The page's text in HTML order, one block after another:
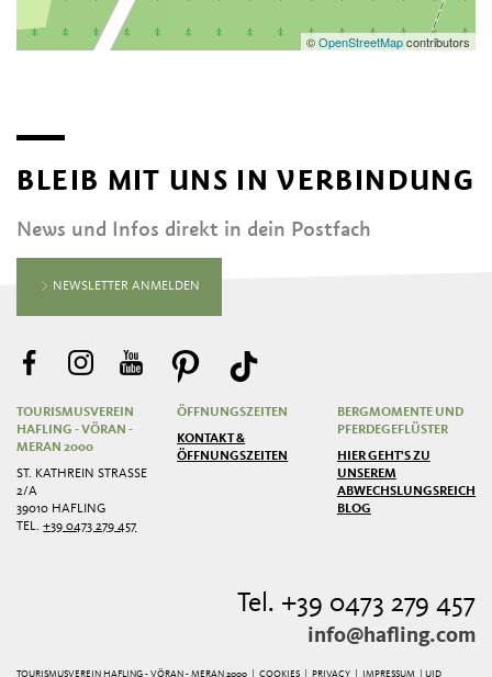
©OpenStreetMapcontributors
BLEIB MIT UNS IN VERBINDUNG
News und Infos direkt in dein Postfach
NEWSLETTER ANMELDEN
TOURISMUSVEREIN
HAFLING - VÖRAN -
MERAN 2000
ST. KATHREIN STRASSE 2
/A
39010 HAFLING
TEL.+39 0473 279 457
ÖFFNUNGSZEITEN
KONTAKT &
ÖFFNUNGSZEITEN
BERGMOMENTE UND
PFERDEGEFLÜSTER
HIER GEHT'S ZU
UNSEREM
ABWECHSLUNGSREICHEN
BLOG
Tel. +39 0473 279 457
info@hafling.com
TOURISMUSVEREIN HAFLING - VÖRAN - MERAN 2000 | COOKIES PRIVACY IMPRESSUM
| UID